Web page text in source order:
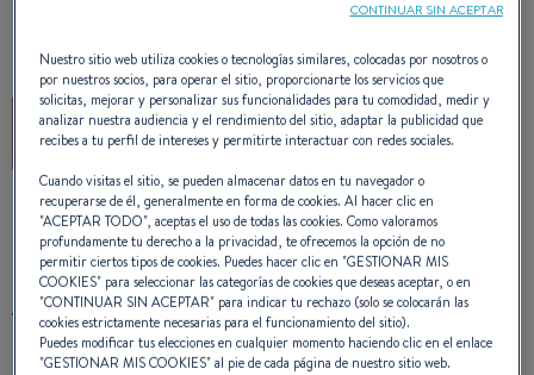
VÍDEO DEL OCEANIS 47
Nuestro sitio web utiliza cookies o tecnologías similares, colocadas por nosotros o
por nuestros socios, para operar el sitio, proporcionarte los servicios que
solicitas, mejorar y personalizar sus funcionalidades para tu comodidad, medir y
analizar nuestra audiencia y el rendimiento del sitio, adaptar la publicidad que
recibes a tu perfil de intereses y permitirte interactuar con redes sociales.
Cuando visitas el sitio, se pueden almacenar datos en tu navegador o
recuperarse de él, generalmente en forma de cookies. Al hacer clic en
"ACEPTAR TODO", aceptas el uso de todas las cookies. Como valoramos
profundamente tu derecho a la privacidad, te ofrecemos la opción de no
permitir ciertos tipos de cookies. Puedes hacer clic en "GESTIONAR MIS
COOKIES" para seleccionar las categorías de cookies que deseas aceptar, o en
"CONTINUAR SIN ACEPTAR" para indicar tu rechazo (solo se colocarán las
cookies estrictamente necesarias para el funcionamiento del sitio).
Puedes modificar tus elecciones en cualquier momento haciendo clic en el enlace
"GESTIONAR MIS COOKIES" al pie de cada página de nuestro sitio web.
CONTINUAR SIN ACEPTAR